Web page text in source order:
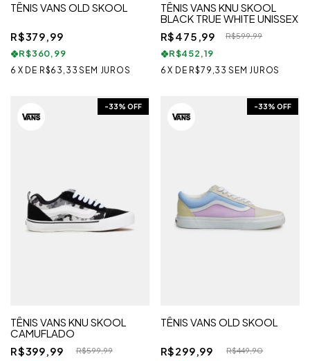
TÊNIS VANS OLD SKOOL
R$379,99
R$360,99
6 X DE R$63,33 SEM JUROS
TÊNIS VANS KNU SKOOL
BLACK TRUE WHITE UNISSEX
R$475,99
R$599,99
R$452,19
6 X DE R$79,33 SEM JUROS
-33% OFF
TÊNIS VANS KNU SKOOL
CAMUFLADO
R$399,99
R$599,99
-33% OFF
TÊNIS VANS OLD SKOOL
R$299,99 R$449,90